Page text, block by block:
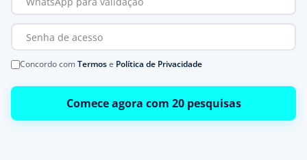
Concordo comTermose Política de Privacidade
Comece agora com 20 pesquisas